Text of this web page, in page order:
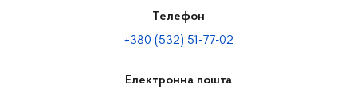
Телефон
+380 (532) 51-77-02
Електронна пошта